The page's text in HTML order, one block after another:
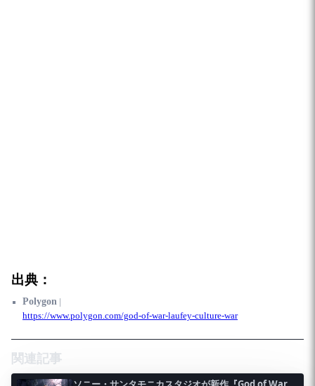
出典：
Polygon |
https://www.polygon.com/god-of-war-laufey-culture-war
関連記事